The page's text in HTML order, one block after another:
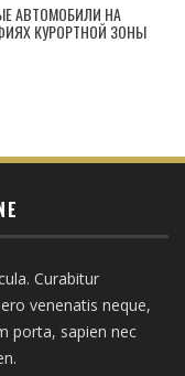
АВТОМОБИЛИ НА
КУРОРТНОЙ ЗОНЫ
Curabitur
venenatis neque,
porta, sapien nec